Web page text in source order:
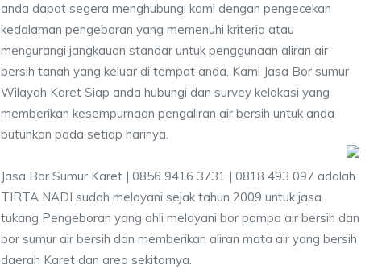
anda dapat segera menghubungi kami dengan pengecekan
kedalaman pengeboran yang memenuhi kriteria atau
mengurangi jangkauan standar untuk penggunaan aliran air
bersih tanah yang keluar di tempat anda. Kami Jasa Bor sumur
Wilayah Karet Siap anda hubungi dan survey kelokasi yang
memberikan kesempurnaan pengaliran air bersih untuk anda
butuhkan pada setiap harinya.
Jasa Bor Sumur Karet | 0856 9416 3731 | 0818 493 097 adalah
TIRTA NADI sudah melayani sejak tahun 2009 untuk jasa
tukang Pengeboran yang ahli melayani bor pompa air bersih dan
bor sumur air bersih dan memberikan aliran mata air yang bersih
daerah Karet dan area sekitarnya.